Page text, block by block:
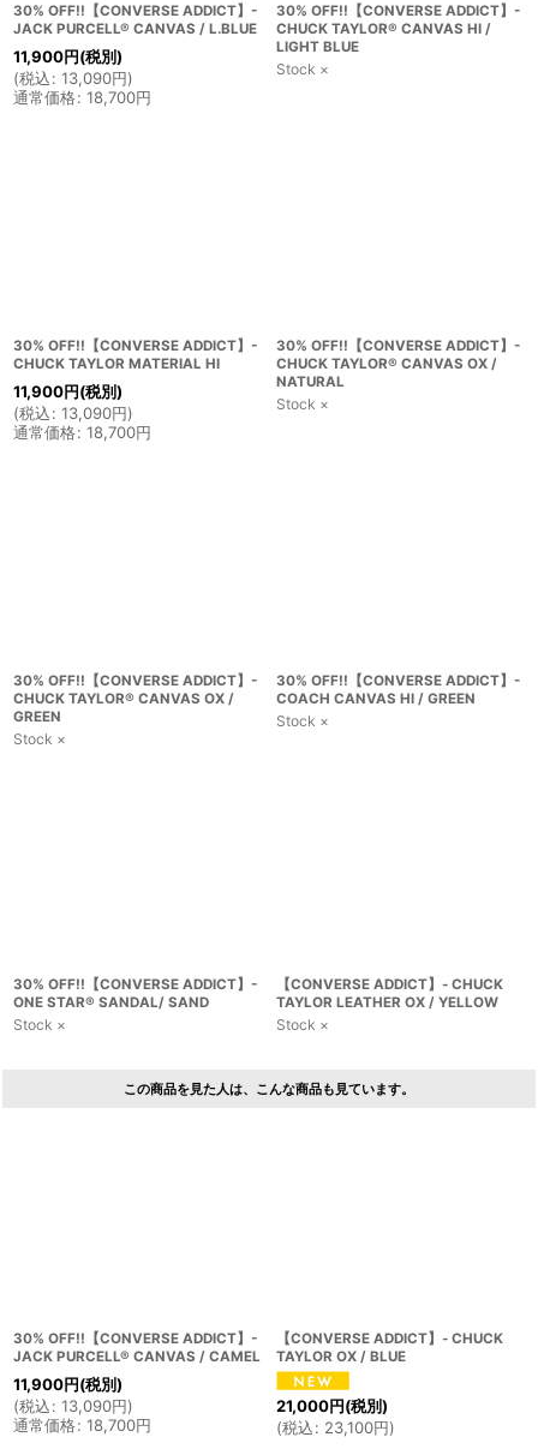
30% OFF!!【CONVERSE ADDICT】-
JACK PURCELL® CANVAS / L.BLUE
11,900円(税別)
(税込: 13,090円)
通常価格: 18,700円
30% OFF!!【CONVERSE ADDICT】-
CHUCK TAYLOR® CANVAS HI /
LIGHT BLUE
Stock ×
30% OFF!!【CONVERSE ADDICT】-
CHUCK TAYLOR MATERIAL HI
11,900円(税別)
(税込: 13,090円)
通常価格: 18,700円
30% OFF!!【CONVERSE ADDICT】-
CHUCK TAYLOR® CANVAS OX /
NATURAL
Stock ×
30% OFF!!【CONVERSE ADDICT】-
CHUCK TAYLOR® CANVAS OX /
GREEN
Stock ×
30% OFF!!【CONVERSE ADDICT】-
COACH CANVAS HI / GREEN
Stock ×
30% OFF!!【CONVERSE ADDICT】-
ONE STAR® SANDAL/ SAND
Stock ×
【CONVERSE ADDICT】- CHUCK
TAYLOR LEATHER OX / YELLOW
Stock ×
この商品を見た人は、こんな商品も見ています。
30% OFF!!【CONVERSE ADDICT】-
JACK PURCELL® CANVAS / CAMEL
11,900円(税別)
(税込: 13,090円)
通常価格: 18,700円
【CONVERSE ADDICT】- CHUCK
TAYLOR OX / BLUE
21,000円(税別)
(税込: 23,100円)